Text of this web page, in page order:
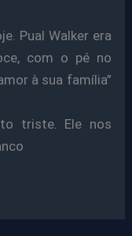
Pual Walker era
com o pé no
à sua família”
triste. Ele nos